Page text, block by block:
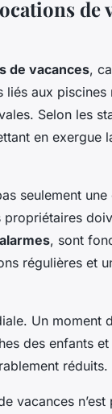
de
de vacances,
liés aux piscines
Selon les
en exergue
seulement
alarmes, sont
régulières et
Un moment
des enfants
réduits.
vacances n’est